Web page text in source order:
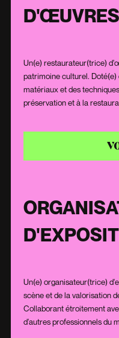
Un(e) restaurateur(trice)
patrimoine culturel.
matériaux et des
préservation et à la
l'originalité de chaque
d'art tout en conservant
Un(e) organisateur(trice)
scène et de la valorisation
Collaborant étroitement
d'autres professionnels du